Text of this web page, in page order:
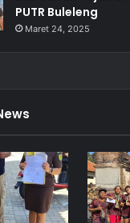
PUTR Buleleng
Maret 24, 2025